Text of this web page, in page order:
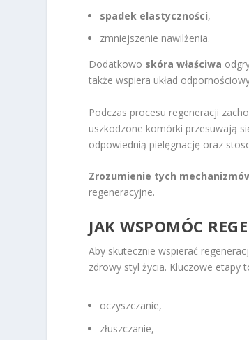
spadek elastyczności,
zmniejszenie nawilżenia.
Dodatkowo skóra właściwa
także wspiera układ
Podczas procesu regeneracji
uszkodzone komórki przesuwają
odpowiednią pielęgnację oraz
Zrozumienie tych
regeneracyjne.
JAK WSPOMÓC
Aby skutecznie wspierać
zdrowy styl życia. Kluczowe etapy
oczyszczanie,
złuszczanie,